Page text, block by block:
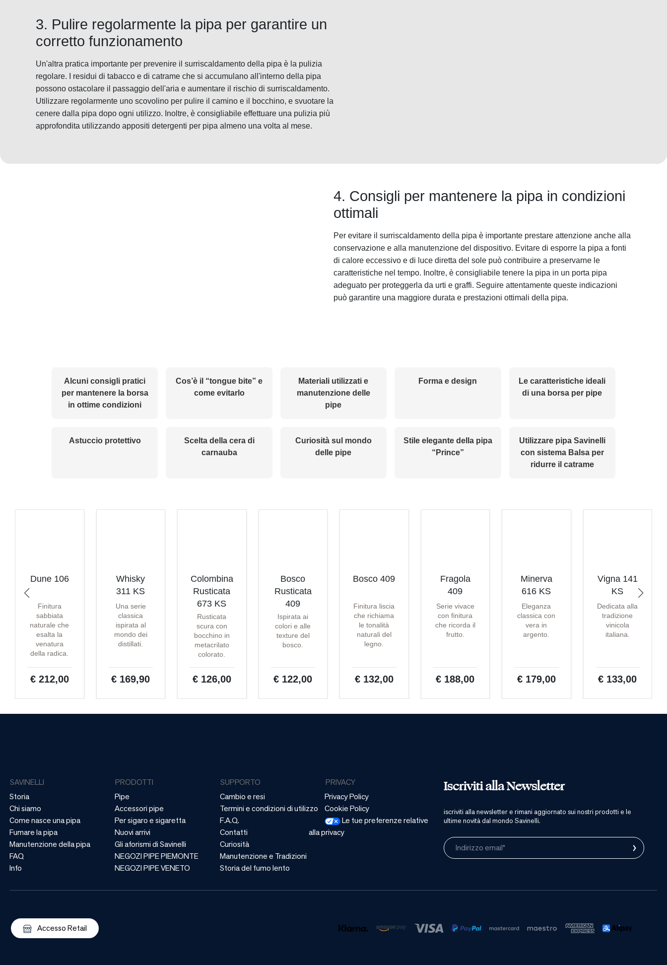
3. Pulire regolarmente la pipa per garantire un
corretto funzionamento
Un'altra pratica importante per prevenire il surriscaldamento della pipa è la pulizia
regolare. I residui di tabacco e di catrame che si accumulano all'interno della pipa
possono ostacolare il passaggio dell'aria e aumentare il rischio di surriscaldamento.
Utilizzare regolarmente uno scovolino per pulire il camino e il bocchino, e svuotare la
cenere dalla pipa dopo ogni utilizzo. Inoltre, è consigliabile effettuare una pulizia più
approfondita utilizzando appositi detergenti per pipa almeno una volta al mese.
4. Consigli per mantenere la pipa in condizioni
ottimali
Per evitare il surriscaldamento della pipa è importante prestare attenzione anche alla
conservazione e alla manutenzione del dispositivo. Evitare di esporre la pipa a fonti
di calore eccessivo e di luce diretta del sole può contribuire a preservarne le
caratteristiche nel tempo. Inoltre, è consigliabile tenere la pipa in un porta pipa
adeguato per proteggerla da urti e graffi. Seguire attentamente queste indicazioni
può garantire una maggiore durata e prestazioni ottimali della pipa.
Alcuni consigli pratici
per mantenere la borsa
in ottime condizioni
Cos’è il “tongue bite” e
come evitarlo
Materiali utilizzati e
manutenzione delle
pipe
Forma e design
Le caratteristiche ideali
di una borsa per pipe
Astuccio protettivo
Scelta della cera di
carnauba
Curiosità sul mondo
delle pipe
Stile elegante della pipa
“Prince”
Utilizzare pipa Savinelli
con sistema Balsa per
ridurre il catrame
Dune 106
Finitura
sabbiata
naturale che
esalta la
venatura
della radica.
€ 212,00
Whisky
311 KS
Una serie
classica
ispirata al
mondo dei
distillati.
€ 169,90
Colombina
Rusticata
673 KS
Rusticata
scura con
bocchino in
metacrilato
colorato.
€ 126,00
Bosco
Rusticata
409
Ispirata ai
colori e alle
texture del
bosco.
€ 122,00
Bosco 409
Finitura liscia
che richiama
le tonalità
naturali del
legno.
€ 132,00
Fragola
409
Serie vivace
con finitura
che ricorda il
frutto.
€ 188,00
Minerva
616 KS
Eleganza
classica con
vera in
argento.
€ 179,00
Vigna 141
KS
Dedicata alla
tradizione
vinicola
italiana.
€ 133,00
Iscriviti alla Newsletter
iscriviti alla newsletter e rimani aggiornato sui nostri prodotti e le
ultime novità dal mondo Savinelli.
Indirizzo email* ›
SAVINELLI
Storia
Chi siamo
Come nasce una pipa
Fumare la pipa
Manutenzione della pipa
FAQ
Info
PRODOTTI
Pipe
Accessori pipe
Per sigaro e sigaretta
Nuovi arrivi
Gli aforismi di Savinelli
NEGOZI PIPE PIEMONTE
NEGOZI PIPE VENETO
SUPPORTO
Cambio e resi
Termini e condizioni di utilizzo
F.A.Q.
Contatti
Curiosità
Manutenzione e Tradizioni
Storia del fumo lento
PRIVACY
Privacy Policy
Cookie Policy
Le tue preferenze relative
alla privacy
Accesso Retail